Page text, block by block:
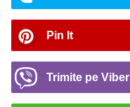
Pin It
Trimite pe Viber